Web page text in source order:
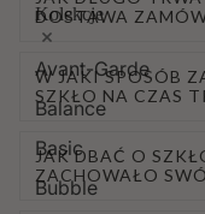
Kolekcje
Avant-Garde
Balance
Basic
Bubble
DOSTAWA
W JAKI SPOSÓB
SZKŁO NA CZAS
JAK DBAĆ O
ZACHOWAŁO